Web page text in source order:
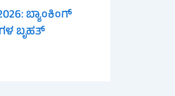
ಬ್ಯಾಂಕಿಂಗ್
ಬೃಹತ್